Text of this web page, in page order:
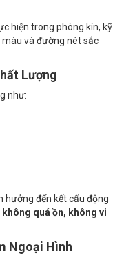
hiện trong phòng kín, kỹ
và đường nét sắc
Lượng
như:
hưởng đến kết cấu động
không quá ồn, không vi
Ngoại Hình